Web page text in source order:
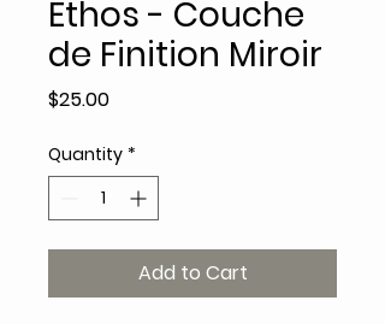
Ethos - Couche
de Finition Miroir
$25.00Price
Quantity *
Add to Cart